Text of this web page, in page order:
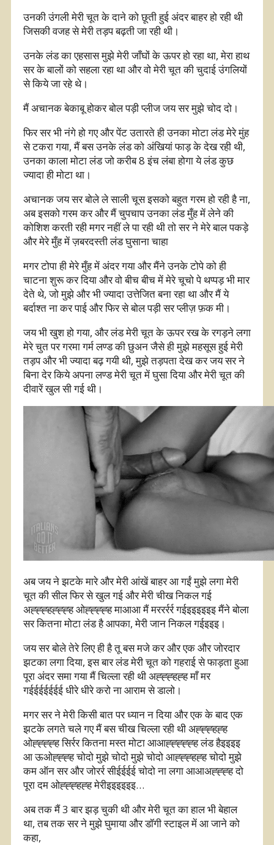
उनकी उंगली मेरी चूत के दाने को छूती हुई अंदर बाहर हो रही थी
जिसकी वजह से मेरी तड़प बढ़ती जा रही थी।
उनके लंड का एहसास मुझे मेरी जाँघों के ऊपर हो रहा था, मेरा हाथ
सर के बालों को सहला रहा था और वो मेरी चूत की चुदाई उंगलियों
से किये जा रहे थे।
मैं अचानक बेकाबू होकर बोल पड़ी प्लीज जय सर मुझे चोद दो।
फिर सर भी नंगे हो गए और पेंट उतारते ही उनका मोटा लंड मेरे मुंह
से टकरा गया, मैं बस उनके लंड को अंखियां फाड़ के देख रही थी,
उनका काला मोटा लंड जो करीब 8 इंच लंबा होगा ये लंड कुछ
ज्यादा ही मोटा था।
अचानक जय सर बोले ले साली चूस इसको बहुत गरम हो रही है ना,
अब इसको गरम कर और मैं चुपचाप उनका लंड मुँह में लेने की
कोशिश करती रही मगर नहीं ले पा रही थी तो सर ने मेरे बाल पकड़े
और मेरे मुँह में ज़बरदस्ती लंड घुसाना चाहा
मगर टोपा ही मेरे मुँह में अंदर गया और मैंने उनके टोपे को ही
चाटना शुरू कर दिया और वो बीच बीच में मेरे चूचो पे थप्पड़ भी मार
देते थे, जो मुझे और भी ज्यादा उत्तेजित बना रहा था और मैं ये
बर्दाश्त ना कर पाई और फिर से बोल पड़ी सर प्लीज़ फ़क मी।
जय भी खुश हो गया, और लंड मेरी चूत के ऊपर रख के रगड़ने लगा
मेरे चुत पर गरमा गर्म लण्ड की छुअन जैसे ही मुझे महसूस हुई मेरी
तड़प और भी ज्यादा बढ़ गयी थी, मुझे तड़पता देख कर जय सर ने
बिना देर किये अपना लण्ड मेरी चूत में घुसा दिया और मेरी चूत की
दीवारें खुल सी गई थी।
अब जय ने झटके मारे और मेरी आंखें बाहर आ गईं मुझे लगा मेरी
चूत की सील फिर से खुल गई और मेरी चीख निकल गई
अह्ह्ह्हह्ह्ह्ह ओह्ह्ह्ह्ह माआआ मैं मररर्रर्र गईइइइइइइ मैंने बोला
सर कितना मोटा लंड है आपका, मेरी जान निकल गईइइइ।
जय सर बोले तेरे लिए ही है तू बस मजे कर और एक और जोरदार
झटका लगा दिया, इस बार लंड मेरी चूत को गहराई से फाड़ता हुआ
पूरा अंदर समा गया मैं चिल्ला रही थी अह्ह्ह्हह्ह माँ मर
गईईईईईईई धीरे धीरे करो ना आराम से डालो।
मगर सर ने मेरी किसी बात पर ध्यान न दिया और एक के बाद एक
झटके लगते चले गए मैं बस चीख चिल्ला रही थी अह्ह्ह्हह्ह
ओह्ह्ह्ह्ह सिर्रर कितना मस्त मोटा आआह्ह्ह्ह्ह्ह लंड हैइइइइ
आ ऊओह्ह्ह्ह चोदो मुझे चोदो मुझे चोदो आह्ह्ह्हह्ह चोदो मुझे
कम ऑन सर और जोरर्र सीईईईई चोदो ना लगा आआअह्ह्ह्ह दो
पूरा दम ओह्ह्ह्हह्ह मेरीइइइइइइ…
अब तक मैं 3 बार झड़ चुकी थी और मेरी चूत का हाल भी बेहाल
था, तब तक सर ने मुझे घुमाया और डॉगी स्टाइल में आ जाने को
कहा,